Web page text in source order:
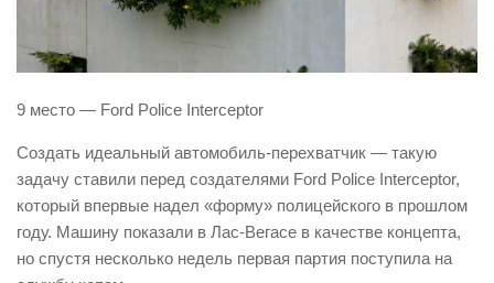
9 место — Ford Police Interceptor
Создать идеальный автомобиль-перехватчик — такую
задачу ставили перед создателями Ford Police Interceptor,
который впервые надел «форму» полицейского в прошлом
году. Машину показали в Лас-Вегасе в качестве концепта,
но спустя несколько недель первая партия поступила на